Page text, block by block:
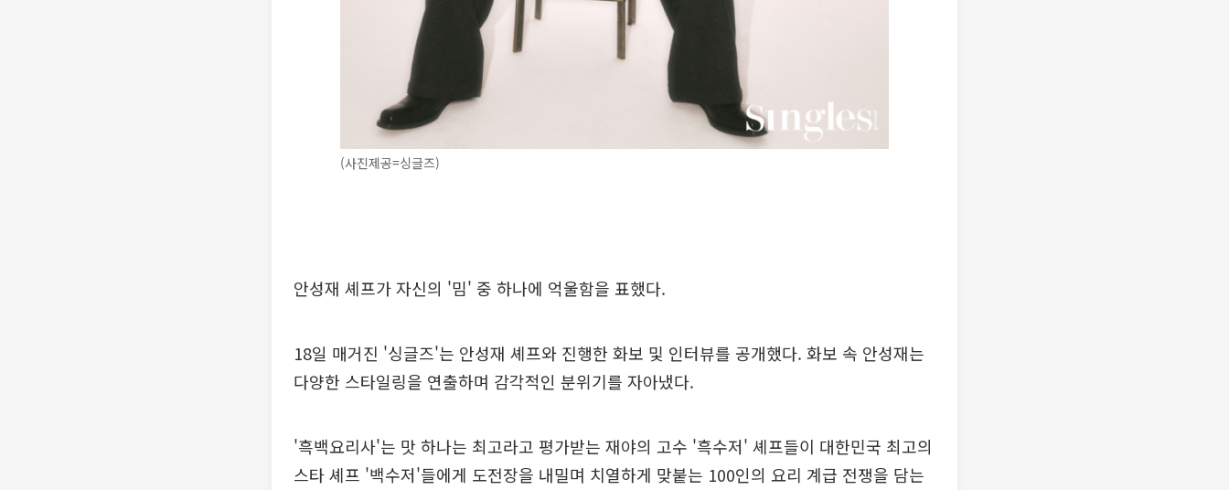
(사진제공=싱글즈)
안성재 셰프가 자신의 '밈' 중 하나에 억울함을 표했다.
18일 매거진 '싱글즈'는 안성재 셰프와 진행한 화보 및 인터뷰를 공개했다. 화보 속 안성재는
다양한 스타일링을 연출하며 감각적인 분위기를 자아냈다.
'흑백요리사'는 맛 하나는 최고라고 평가받는 재야의 고수 '흑수저' 셰프들이 대한민국 최고의
스타 셰프 '백수저'들에게 도전장을 내밀며 치열하게 맞붙는 100인의 요리 계급 전쟁을 담는